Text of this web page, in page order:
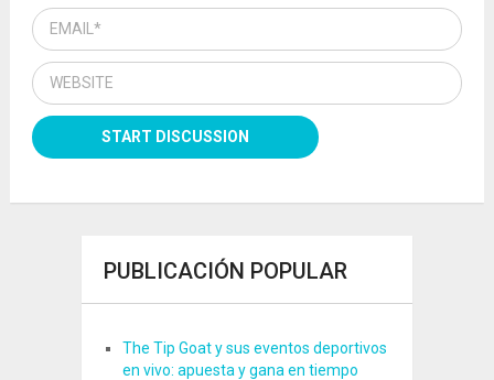
PUBLICACIÓN POPULAR
The Tip Goat y sus eventos deportivos
en vivo: apuesta y gana en tiempo